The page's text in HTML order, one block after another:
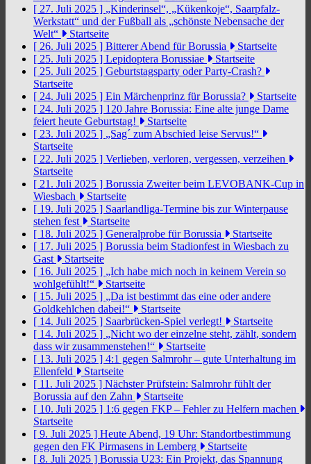
[ 27. Juli 2025 ] „Kinderinsel“, „Kükenkoje“, Saarpfalz-
Werkstatt“ und der Fußball als „schönste Nebensache der
Welt“
Startseite
[ 26. Juli 2025 ] Bitterer Abend für Borussia
Startseite
[ 25. Juli 2025 ] Lepidoptera Borussiae
Startseite
[ 25. Juli 2025 ] Geburtstagsparty oder Party-Crash?
Startseite
[ 24. Juli 2025 ] Ein Märchenprinz für Borussia?
Startseite
[ 24. Juli 2025 ] 120 Jahre Borussia: Eine alte junge Dame
feiert heute Geburtstag!
Startseite
[ 23. Juli 2025 ] „Sag´ zum Abschied leise Servus!“
Startseite
[ 22. Juli 2025 ] Verlieben, verloren, vergessen, verzeihen
Startseite
[ 21. Juli 2025 ] Borussia Zweiter beim LEVOBANK-Cup in
Wiesbach
Startseite
[ 19. Juli 2025 ] Saarlandliga-Termine bis zur Winterpause
stehen fest
Startseite
[ 18. Juli 2025 ] Generalprobe für Borussia
Startseite
[ 17. Juli 2025 ] Borussia beim Stadionfest in Wiesbach zu
Gast
Startseite
[ 16. Juli 2025 ] „Ich habe mich noch in keinem Verein so
wohlgefühlt!“
Startseite
[ 15. Juli 2025 ] „Da ist bestimmt das eine oder andere
Goldkehlchen dabei!“
Startseite
[ 14. Juli 2025 ] Saarbrücken-Spiel verlegt!
Startseite
[ 14. Juli 2025 ] „Nicht wo der einzelne steht, zählt, sondern
dass wir zusammenstehen!“
Startseite
[ 13. Juli 2025 ] 4:1 gegen Salmrohr – gute Unterhaltung im
Ellenfeld
Startseite
[ 11. Juli 2025 ] Nächster Prüfstein: Salmrohr fühlt der
Borussia auf den Zahn
Startseite
[ 10. Juli 2025 ] 1:6 gegen FKP – Fehler zu Helfern machen
Startseite
[ 9. Juli 2025 ] Heute Abend, 19 Uhr: Standortbestimmung
gegen den FK Pirmasens in Lemberg
Startseite
[ 8. Juli 2025 ] Borussia U23: Ein Projekt, das Spannung